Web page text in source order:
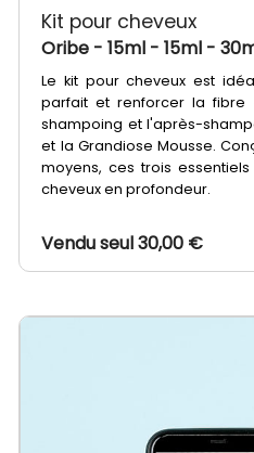
Kit pour cheveux
Oribe - 15ml - 15ml -
Le kit pour cheveux est
parfait et renforcer la fibre
shampoing et l'après-
et la Grandiose Mousse.
moyens, ces trois
cheveux en profondeur.
Vendu seul 30,00 €